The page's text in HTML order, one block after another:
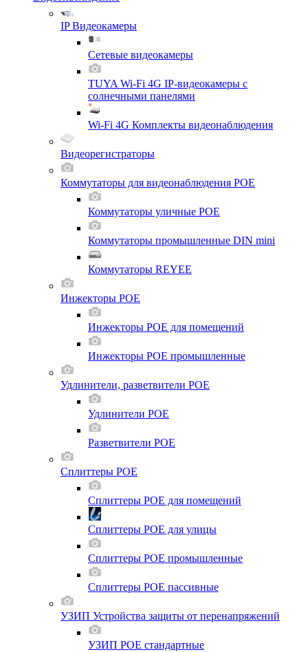
IP Видеокамеры
Сетевые видеокамеры
TUYA Wi-Fi 4G IP-видеокамеры с
солнечными панелями
Wi-Fi 4G Комплекты видеонаблюдения
Видеорегистраторы
Коммутаторы для видеонаблюдения POE
Коммутаторы уличные POE
Коммутаторы промышленные DIN mini
Коммутаторы REYEE
Инжекторы POE
Инжекторы POE для помещений
Инжекторы POE промышленные
Удлинители, разветвители POE
Удлинители POE
Разветвители POE
Сплиттеры POE
Сплиттеры POE для помещений
Сплиттеры POE для улицы
Сплиттеры POE промышленные
Сплиттеры POE пассивные
УЗИП Устройства защиты от перенапряжений
УЗИП POE стандартные